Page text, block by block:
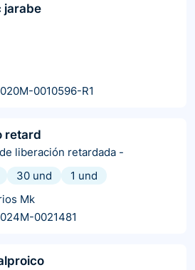
jarabe
0010596-R1
retard
liberación retardada -
30 und
1 und
Mk
0021481